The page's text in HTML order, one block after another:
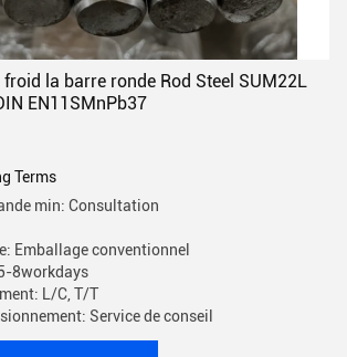
la barre ronde Rod Steel SUM22L
EN11SMnPb37
Terms
min: Consultation
Emballage conventionnel
8workdays
L/C, T/T
Service de conseil